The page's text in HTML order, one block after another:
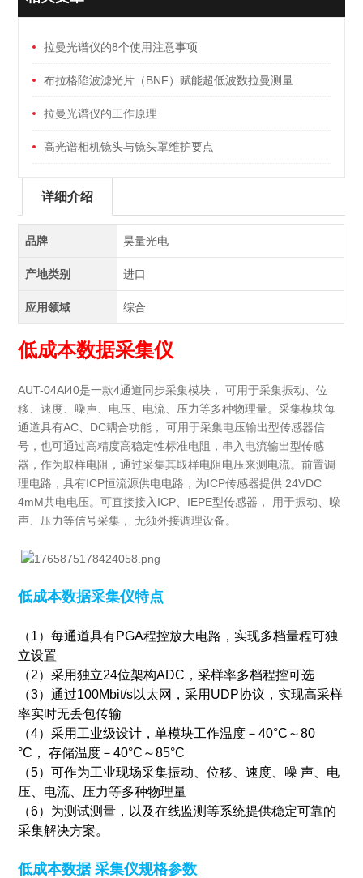
拉曼光谱仪的8个使用注意事项
布拉格陷波滤光片（BNF）赋能超低波数拉曼测量
(<10cm-1)
拉曼光谱仪的工作原理
高光谱相机镜头与镜头罩维护要点
详细介绍
品牌 昊量光电
产地类别 进口
应用领域 综合
低成本数据采集仪
AUT-04Al40是一款4通道同步采集模块， 可用于采集振动、位
移、速度、噪声、电压、电流、压力等多种物理量。采集模块每
通道具有AC、DC耦合功能， 可用于采集电压输出型传感器信
号，也可通过高精度高稳定性标准电阻，串入电流输出型传感
器，作为取样电阻，通过采集其取样电阻电压来测电流。前置调
理电路，具有ICP恒流源供电电路，为ICP传感器提供 24VDC
4mM共电电压。可直接接入ICP、IEPE型传感器， 用于振动、噪
声、压力等信号采集， 无须外接调理设备。
低成本数据采集仪特点
（1）每通道具有PGA程控放大电路，实现多档量程可独
立设置
（2）采用独立24位架构ADC，采样率多档程控可选
（3）通过100Mbit/s以太网，采用UDP协议，实现高采样
率实时无丢包传输
（4）采用工业级设计，单模块工作温度－40°C～80
°C， 存储温度－40°C～85°C
（5）可作为工业现场采集振动、位移、速度、噪 声、电
压、电流、压力等多种物理量
（6）为测试测量，以及在线监测等系统提供稳定可靠的
采集解决方案。
低成本数据 采集仪规格参数